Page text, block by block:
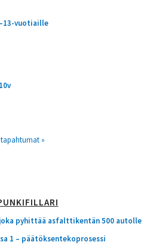
vuotiaille
»
pyhittää asfalttikentän 500 autolle
1 – päätöksentekoprosessi